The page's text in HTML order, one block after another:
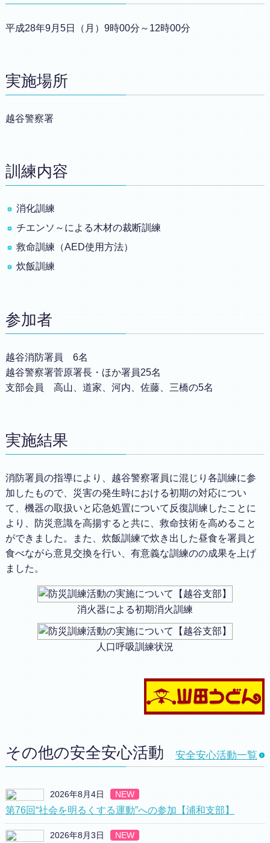
平成28年9月5日（月）9時00分～12時00分
実施場所
越谷警察署
訓練内容
消化訓練
チエンソ～による木材の裁断訓練
救命訓練（AED使用方法）
炊飯訓練
参加者
越谷消防署員 6名
越谷警察署菅原署長・ほか署員25名
支部会員 高山、道家、河内、佐藤、三橋の5名
実施結果
消防署員の指導により、越谷警察署員に混じり各訓練に参
加したもので、災害の発生時における初期の対応につい
て、機器の取扱いと応急処置について反復訓練したことに
より、防災意識を高揚すると共に、救命技術を高めること
ができました。また、炊飯訓練で炊き出した昼食を署員と
食べながら意見交換を行い、有意義な訓練のの成果を上げ
ました。
消火器による初期消火訓練
人口呼吸訓練状況
その他の安全安心活動 安全安心活動一覧
2026年8月4日 NEW
第76回“社会を明るくする運動”への参加【浦和支部】
2026年8月3日 NEW